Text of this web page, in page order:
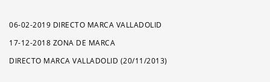
06-02-2019 DIRECTO MARCA VALLADOLID
17-12-2018 ZONA DE MARCA
DIRECTO MARCA VALLADOLID (20/11/2013)